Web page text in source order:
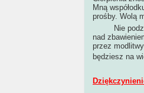
Mną
prośby. Wolą
Nie
nad
przez
będziesz na